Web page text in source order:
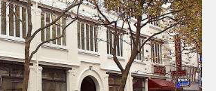
Fluides Thermique